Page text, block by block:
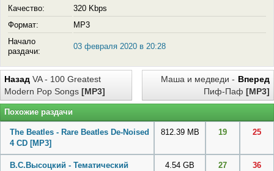
Качество:
320 Kbps
Формат:
MP3
Начало
раздачи:
03 февраля 2020 в 20:28
Назад VA - 100 Greatest
Modern Pop Songs [MP3]
Вперед
Маша и медведи -
Пиф-Паф [MP3]
Похожие раздачи
The Beatles - Rare Beatles De-Noised
4 CD [MP3]
812.39 MB 19 25
В.С.Высоцкий - Тематический
4.54 GB 27 36